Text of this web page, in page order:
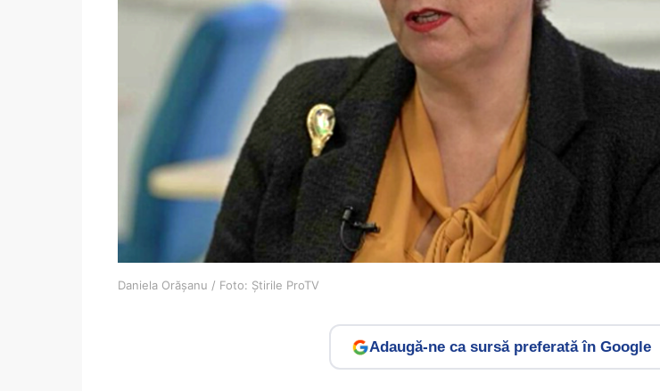
Daniela Orășanu / Foto: Știrile ProTV
Adaugă-ne ca sursă preferată în Google